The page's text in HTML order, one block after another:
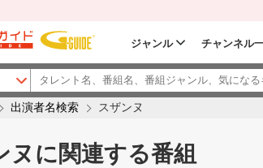
ジャンル チャンネル
出演者名検索 スザンヌ
ヌに関連する番組